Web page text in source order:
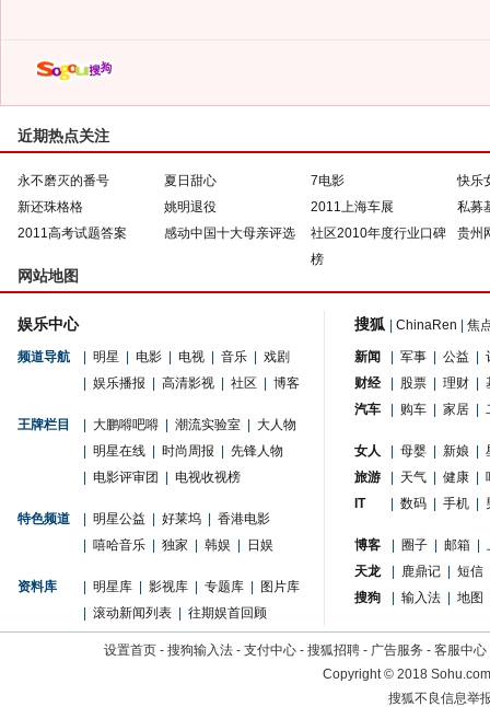
近期热点关注
永不磨灭的番号 夏日甜心 7电影
快乐
新还珠格格
姚明退役 2011上海车展
私募
2011高考试题答案
感动中国十大母亲评选
社区2010年度行业口碑
榜
贵州
网站地图
娱乐中心
频道导航 明星 电影 电视 音乐
戏剧
娱乐播报 高清影视 社区 博客
王牌栏目 大鹏嘚吧嘚 潮流实验室
大人物
明星在线 时尚周报
先锋人物
电影评审团 电视收视榜
特色频道 明星公益 好莱坞
香港电影
嘻哈音乐 独家 韩娱 日娱
资料库 明星库 影视库 专题库
图片库
滚动新闻列表 往期娱首回顾
搜狐 ChinaRen 焦
新闻 军事 公益
财经
股票 理财
汽车
购车 家居
女人 母婴 新娘
旅游
天气 健康
IT
数码 手机
博客 圈子 邮箱
天龙
鹿鼎记
短信
搜狗
输入法 地图
设置首页 - 搜狗输入法 - 支付中心 - 搜狐招聘 - 广告服务 - 客服中心
Copyright©2018
搜狐不良信息举